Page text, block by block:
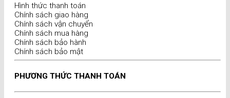
Hình thức thanh toán
Chính sách giao hàng
Chính sách vận chuyển
Chính sách mua hàng
Chính sách bảo hành
Chính sách bảo mật
PHƯƠNG THỨC THANH TOÁN